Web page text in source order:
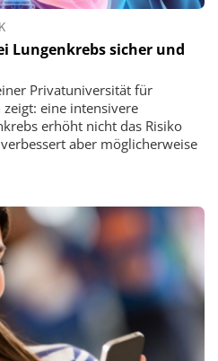
Lungenkrebs sicher und
Privatuniversität für
eine intensivere
erhöht nicht das Risiko
aber möglicherweise